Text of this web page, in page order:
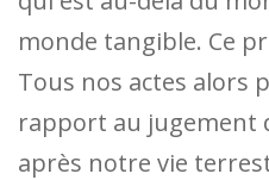
monde tangible. Ce
Tous nos actes alors
rapport au jugement
après notre vie